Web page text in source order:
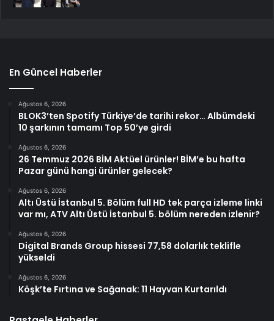
En Güncel Haberler
Ağustos 6, 2026
BLOK3’ten Spotify Türkiye’de tarihi rekor… Albümdeki
10 şarkının tamamı Top 50’ye girdi
Ağustos 6, 2026
26 Temmuz 2026 BİM Aktüel ürünler! BİM’e bu hafta
Pazar günü hangi ürünler gelecek?
Ağustos 6, 2026
Altı Üstü İstanbul 5. Bölüm full HD tek parça izleme linki
var mı, ATV Altı Üstü İstanbul 5. bölüm nereden izlenir?
Ağustos 6, 2026
Digital Brands Group hissesi 77,58 dolarlık teklifle
yükseldi
Ağustos 6, 2026
Köşk’te Fırtına ve Sağanak: 11 Hayvan Kurtarıldı